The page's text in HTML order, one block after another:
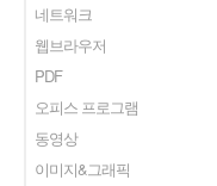
네트워크
웹브라우저
PDF
오피스 프로그램
동영상
이미지&그래픽